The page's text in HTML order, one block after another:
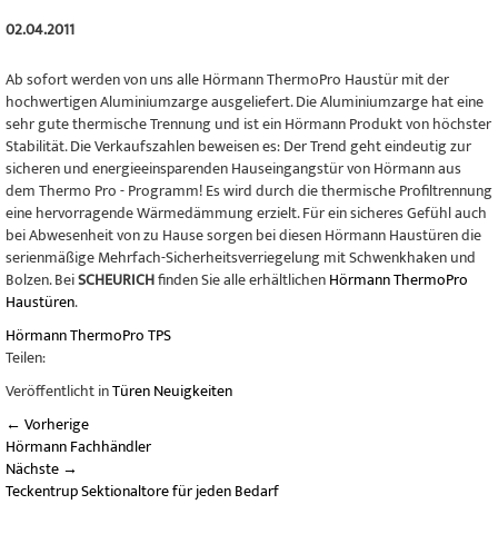
02.04.2011
Ab sofort werden von uns alle Hörmann ThermoPro Haustür mit der
hochwertigen Aluminiumzarge ausgeliefert. Die Aluminiumzarge hat eine
sehr gute thermische Trennung und ist ein Hörmann Produkt von höchster
Stabilität. Die Verkaufszahlen beweisen es: Der Trend geht eindeutig zur
sicheren und energieeinsparenden Hauseingangstür von Hörmann aus
dem Thermo Pro - Programm! Es wird durch die thermische Profiltrennung
eine hervorragende Wärmedämmung erzielt. Für ein sicheres Gefühl auch
bei Abwesenheit von zu Hause sorgen bei diesen Hörmann Haustüren die
serienmäßige Mehrfach-Sicherheitsverriegelung mit Schwenkhaken und
Bolzen. BeiSCHEURICHfinden Sie alle erhältlichenHörmann ThermoPro
Haustüren.
HörmannThermoProTPS
Teilen:
Veröffentlicht inTüren Neuigkeiten
← Vorherige
Hörmann Fachhändler
Nächste →
Teckentrup Sektionaltore für jeden Bedarf